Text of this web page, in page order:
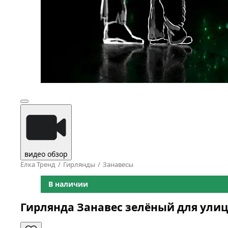
видео обзор
Ёлка Тренд Гирлянды Занавесы
В наличии
Гирлянда Занавес зелёный для